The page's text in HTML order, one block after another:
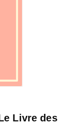
Livre des